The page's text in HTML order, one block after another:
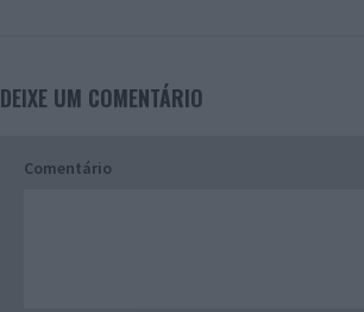
DEIXE UM COMENTÁRIO
Comentário